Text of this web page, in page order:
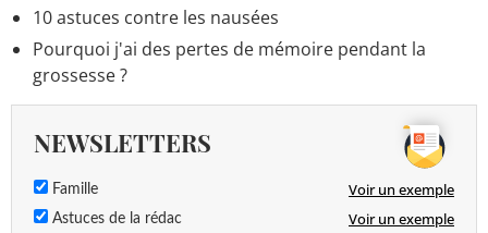
10 astuces contre les nausées
Pourquoi j'ai des pertes de mémoire pendant la
grossesse ?
NEWSLETTERS
Famille Voir un exemple
Astuces de la rédac Voir un exemple